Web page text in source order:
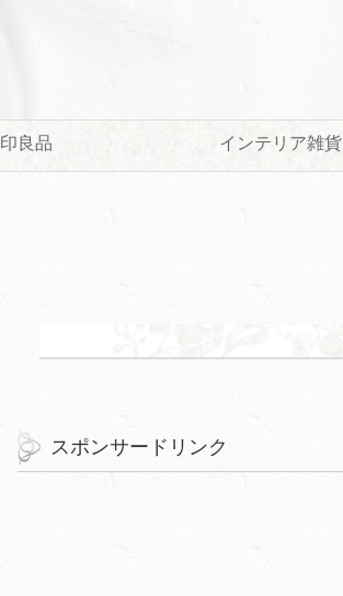
良品 インテリア雑貨
スポンサードリンク